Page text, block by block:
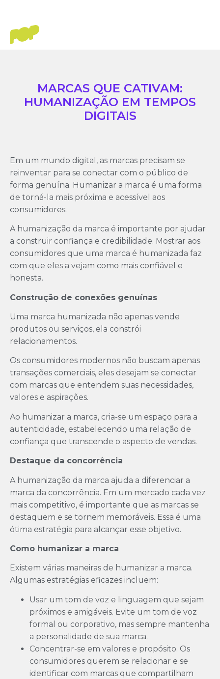
MARCAS QUE CATIVAM:
HUMANIZAÇÃO EM TEMPOS
DIGITAIS
Em um mundo digital, as marcas precisam se
reinventar para se conectar com o público de
forma genuína. Humanizar a marca é uma forma
de torná-la mais próxima e acessível aos
consumidores.
A humanização da marca é importante por ajudar
a construir confiança e credibilidade. Mostrar aos
consumidores que uma marca é humanizada faz
com que eles a vejam como mais confiável e
honesta.
Construção de conexões genuínas
Uma marca humanizada não apenas vende
produtos ou serviços, ela constrói
relacionamentos.
Os consumidores modernos não buscam apenas
transações comerciais, eles desejam se conectar
com marcas que entendem suas necessidades,
valores e aspirações.
Ao humanizar a marca, cria-se um espaço para a
autenticidade, estabelecendo uma relação de
confiança que transcende o aspecto de vendas.
Destaque da concorrência
A humanização da marca ajuda a diferenciar a
marca da concorrência. Em um mercado cada vez
mais competitivo, é importante que as marcas se
destaquem e se tornem memoráveis. Essa é uma
ótima estratégia para alcançar esse objetivo.
Como humanizar a marca
Existem várias maneiras de humanizar a marca.
Algumas estratégias eficazes incluem:
Usar um tom de voz e linguagem que sejam
próximos e amigáveis. Evite um tom de voz
formal ou corporativo, mas sempre mantenha
a personalidade de sua marca.
Concentrar-se em valores e propósito. Os
consumidores querem se relacionar e se
identificar com marcas que compartilham